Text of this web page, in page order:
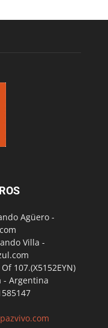
Agüero -
Villa -
107.(X5152EYN)
- Argentina